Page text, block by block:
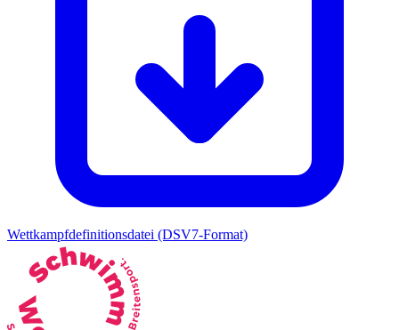
Wettkampfdefinitionsdatei (DSV7-Format)